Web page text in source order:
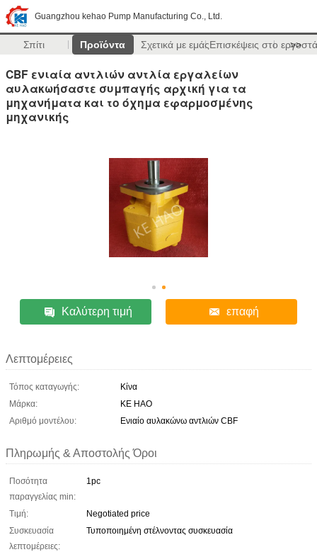
Guangzhou kehao Pump Manufacturing Co., Ltd.
Σπίτι Προϊόντα Σχετικά με εμάςΕπισκέψεις στο >>
CBF ενιαία αντλιών αντλία εργαλείων
αυλακωήσαστε συμπαγής αρχική για τα
μηχανήματα και το όχημα εφαρμοσμένης
μηχανικής
Καλύτερη τιμή επαφή
Λεπτομέρειες
Τόπος καταγωγής:
Κίνα
Μάρκα:
KE HAO
Αριθμό μοντέλου:
Ενιαίο αυλακώνω αντλιών CBF
Πληρωμής & Αποστολής Όροι
Ποσότητα
παραγγελίας min:
1pc
Τιμή:
Negotiated price
Συσκευασία
λεπτομέρειες:
Τυποποιημένη στέλνοντας συσκευασία